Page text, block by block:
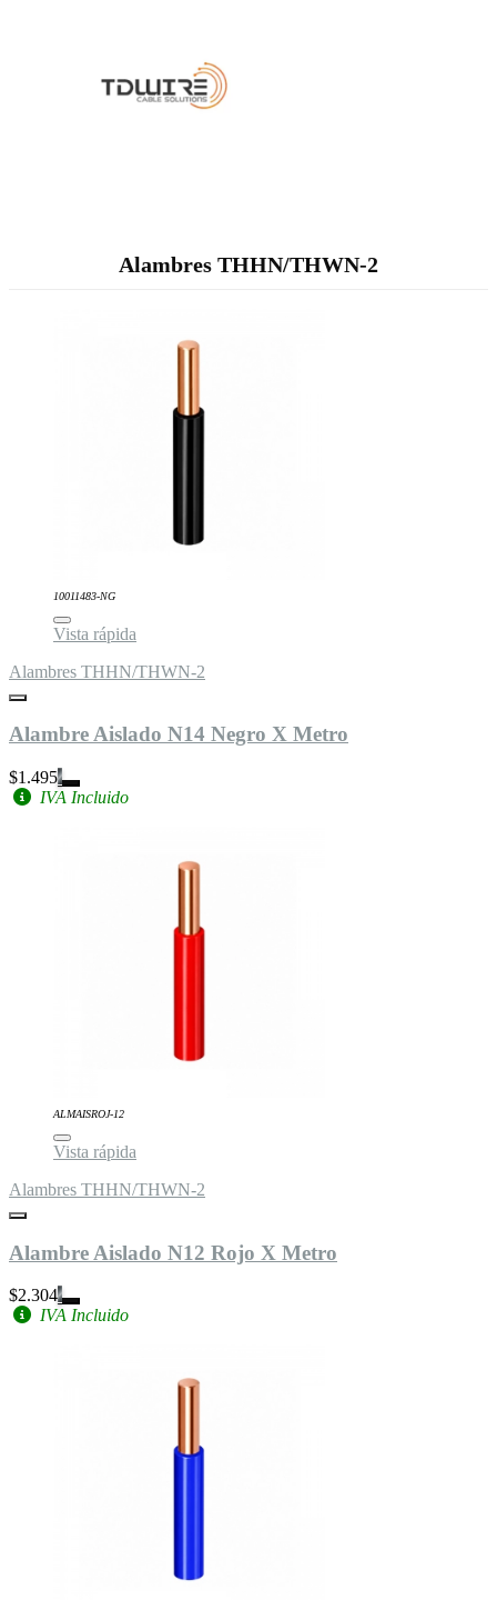
Alambres THHN/THWN-2
10011483-NG
Vista rápida
Alambres THHN/THWN-2
Alambre Aislado N14 Negro X Metro
$1.495
IVA Incluido
ALMAISROJ-12
Vista rápida
Alambres THHN/THWN-2
Alambre Aislado N12 Rojo X Metro
$2.304
IVA Incluido